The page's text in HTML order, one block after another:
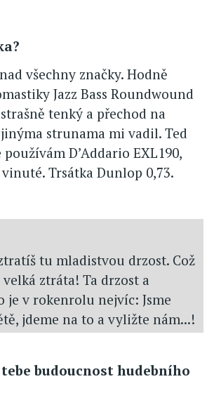
všechny značky. Hodně
Jazz Bass Roundwound
strašně tenký a přechod na
strunama mi vadil. Ted
používám D’Addario EXL190,
Trsátka Dunlop 0,73.
tu mladistvou drzost. Což
ztráta! Ta drzost a
je v rokenrolu nejvíc: Jsme
jdeme na to a vyližte nám...!
budoucnost hudebního